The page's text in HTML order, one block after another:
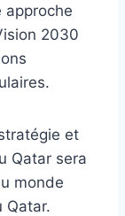
approche
2030
et
Qatar sera
monde
Qatar.